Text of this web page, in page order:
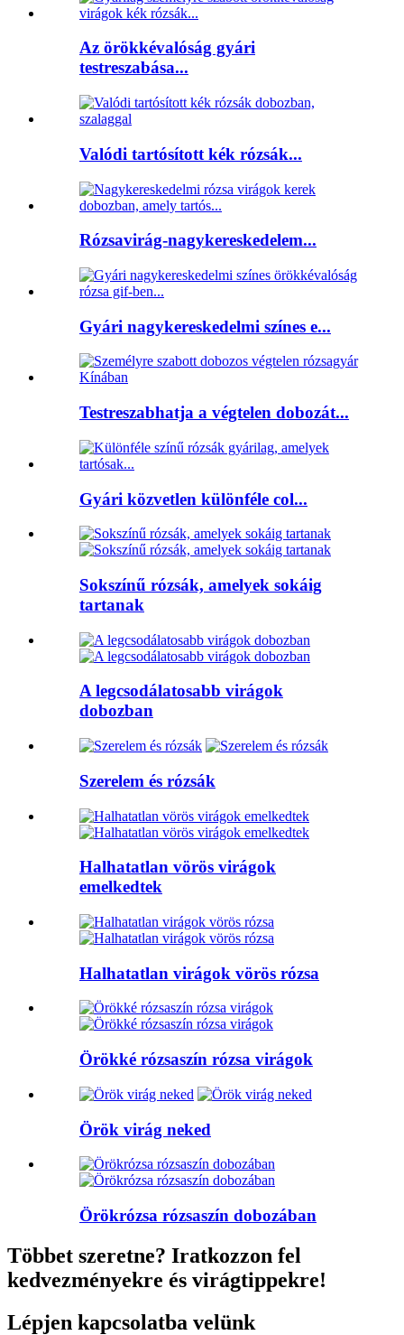
Az örökkévalóság gyári
testreszabása...
Valódi tartósított kék rózsák...
Rózsavirág-nagykereskedelem...
Gyári nagykereskedelmi színes e...
Testreszabhatja a végtelen dobozát...
Gyári közvetlen különféle col...
Sokszínű rózsák, amelyek sokáig
tartanak
A legcsodálatosabb virágok
dobozban
Szerelem és rózsák
Halhatatlan vörös virágok
emelkedtek
Halhatatlan virágok vörös rózsa
Örökké rózsaszín rózsa virágok
Örök virág neked
Örökrózsa rózsaszín dobozában
Többet szeretne? Iratkozzon fel
kedvezményekre és virágtippekre!
Lépjen kapcsolatba velünk